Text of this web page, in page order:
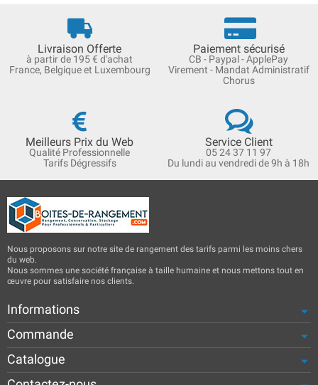
Livraison Offerte
à partir de 195 € d'achat
France, Belgique et Luxembourg
Paiement sécurisé
CB - Paypal - ApplePay
Virement - Mandat Administratif
Chorus
Meilleurs Prix du Web
Qualité Professionnelle
Tarifs Dégressifs
Service Client
05 24 37 11 97
Du lundi au vendredi de 9h à 18h
Nous proposons sur notre site de rangement des tarifs parmi les moins chers
du web.
Nous sommes une société française à taille humaine et nous mettons tout en
œuvre pour satisfaire nos clients.
Informations
Commande
Catalogue